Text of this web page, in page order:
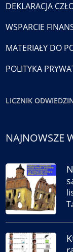
DEKLARACJA
WSPARCIE
MATERIAŁY DO
POLITYKA
LICZNIK
NAJNOWSZE